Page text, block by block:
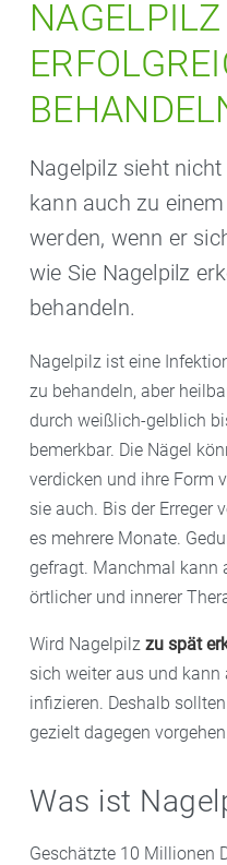
NAGELPILZ
Nagelpilz sieht
kann auch zu
werden, wenn er
wie Sie Nagelpilz
behandeln.
Nagelpilz ist eine
zu behandeln, aber
durch weißlich-gelblich
bemerkbar. Die Nägel
verdicken und ihre Form
sie auch. Bis der Erreger
es mehrere Monate.
gefragt. Manchmal kann
örtlicher und innerer
Wird Nagelpilz zu spät
sich weiter aus und
infizieren. Deshalb
gezielt dagegen
Was ist
Geschätzte 10 Millionen